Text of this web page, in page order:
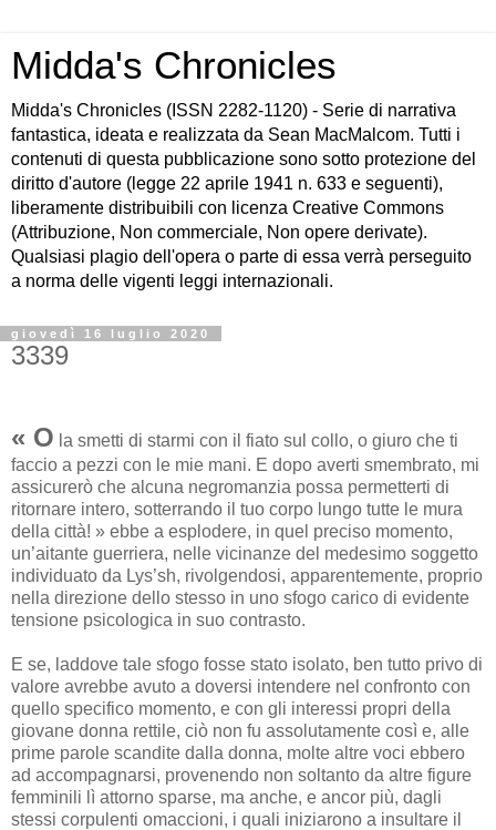
Midda's Chronicles
Midda's Chronicles (ISSN 2282-1120) - Serie di narrativa
fantastica, ideata e realizzata da Sean MacMalcom. Tutti i
contenuti di questa pubblicazione sono sotto protezione del
diritto d'autore (legge 22 aprile 1941 n. 633 e seguenti),
liberamente distribuibili con licenza Creative Commons
(Attribuzione, Non commerciale, Non opere derivate).
Qualsiasi plagio dell'opera o parte di essa verrà perseguito
a norma delle vigenti leggi internazionali.
giovedì 16 luglio 2020
3339
« O la smetti di starmi con il fiato sul collo, o giuro che ti
faccio a pezzi con le mie mani. E dopo averti smembrato, mi
assicurerò che alcuna negromanzia possa permetterti di
ritornare intero, sotterrando il tuo corpo lungo tutte le mura
della città! » ebbe a esplodere, in quel preciso momento,
un’aitante guerriera, nelle vicinanze del medesimo soggetto
individuato da Lys’sh, rivolgendosi, apparentemente, proprio
nella direzione dello stesso in uno sfogo carico di evidente
tensione psicologica in suo contrasto.
E se, laddove tale sfogo fosse stato isolato, ben tutto privo di
valore avrebbe avuto a doversi intendere nel confronto con
quello specifico momento, e con gli interessi propri della
giovane donna rettile, ciò non fu assolutamente così e, alle
prime parole scandite dalla donna, molte altre voci ebbero
ad accompagnarsi, provenendo non soltanto da altre figure
femminili lì attorno sparse, ma anche, e ancor più, dagli
stessi corpulenti omaccioni, i quali iniziarono a insultare il